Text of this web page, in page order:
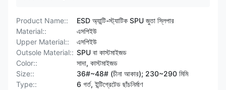
Product Name::
ESD অ্যান্টি-স্ট্যাটিক SPU জুতা স্লিপার
Material::
এসপিইউ
Upper Material::
এসপিইউ
Outsole Material:: SPU বা কাস্টমাইজড
Color::
সাদা, কাস্টমাইজড
Size::
36#~48# (চীনা আকার); 230~290 মিমি
Type::
6 গর্ত, ইন্টিগ্রেটেড ছাঁচনির্মাণ